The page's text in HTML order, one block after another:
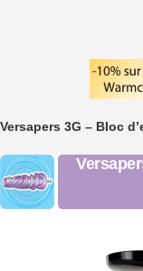
Versapers 3G – Bloc